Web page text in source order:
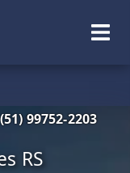
(51) 99752-2203
RS